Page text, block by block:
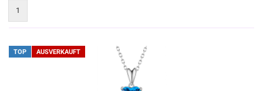
1
TOP AUSVERKAUFT